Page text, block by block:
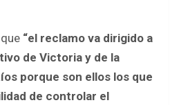
“el reclamo va dirigido a
de Victoria y de la
porque son ellos los que
de controlar el